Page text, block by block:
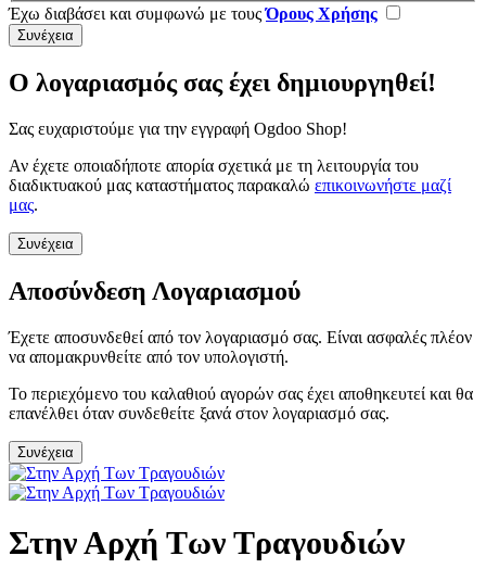
Έχω διαβάσει και συμφωνώ με τουςΌρους Χρήσης
Ο λογαριασμός σας έχει δημιουργηθεί!
Σας ευχαριστούμε για την εγγραφή Ogdoo Shop!
Αν έχετε οποιαδήποτε απορία σχετικά με τη λειτουργία του
διαδικτυακού μας καταστήματος παρακαλώ επικοινωνήστε μαζί
μας.
Συνέχεια
Αποσύνδεση Λογαριασμού
Έχετε αποσυνδεθεί από τον λογαριασμό σας. Είναι ασφαλές πλέον
να απομακρυνθείτε από τον υπολογιστή.
Το περιεχόμενο του καλαθιού αγορών σας έχει αποθηκευτεί και θα
επανέλθει όταν συνδεθείτε ξανά στον λογαριασμό σας.
Συνέχεια
Στην Αρχή Των Τραγουδιών